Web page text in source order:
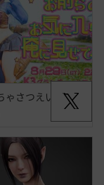
まちゃりちゃさつえいかい【予告】